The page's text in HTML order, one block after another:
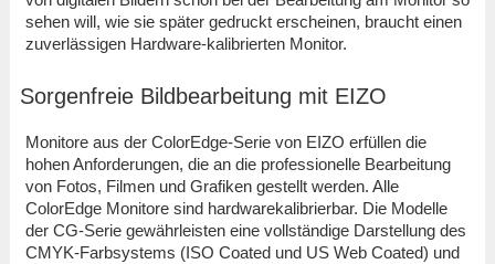
sehen will, wie sie später gedruckt erscheinen, braucht einen
zuverlässigen Hardware-kalibrierten Monitor.
Sorgenfreie Bildbearbeitung mit EIZO
Monitore aus der ColorEdge-Serie von EIZO erfüllen die
hohen Anforderungen, die an die professionelle Bearbeitung
von Fotos, Filmen und Grafiken gestellt werden. Alle
ColorEdge Monitore sind hardwarekalibrierbar. Die Modelle
der CG-Serie gewährleisten eine vollständige Darstellung des
CMYK-Farbsystems (ISO Coated und US Web Coated) und